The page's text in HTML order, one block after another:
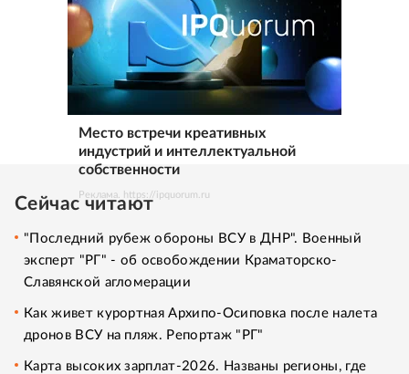
Место встречи креативных
индустрий и интеллектуальной
собственности
Реклама. https://ipquorum.ru
Сейчас читают
"Последний рубеж обороны ВСУ в ДНР". Военный
эксперт "РГ" - об освобождении Краматорско-
Славянской агломерации
Как живет курортная Архипо-Осиповка после налета
дронов ВСУ на пляж. Репортаж "РГ"
Карта высоких зарплат-2026. Названы регионы, где